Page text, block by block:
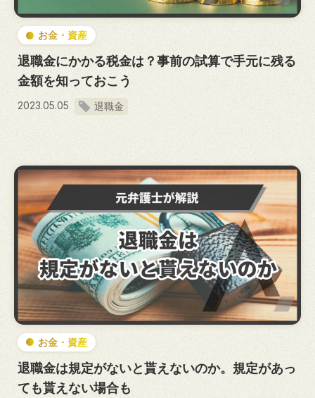
お金・資産
退職金にかかる税金は？事前の試算で手元に残る
金額を知っておこう
2023.05.05 退職金
お金・資産
退職金は規定がないと貰えないのか。規定があっ
ても貰えない場合も